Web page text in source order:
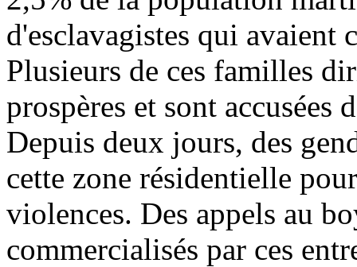
d'esclavagistes qui
Plusieurs de ces familles
prospères et sont accusées
Depuis deux jours, des
cette zone résidentielle
violences. Des appels au
commercialisés par ces